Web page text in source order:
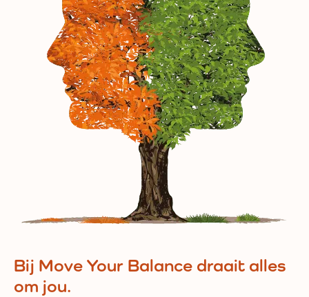
Bij Move Your Balance draait alles
om jou.